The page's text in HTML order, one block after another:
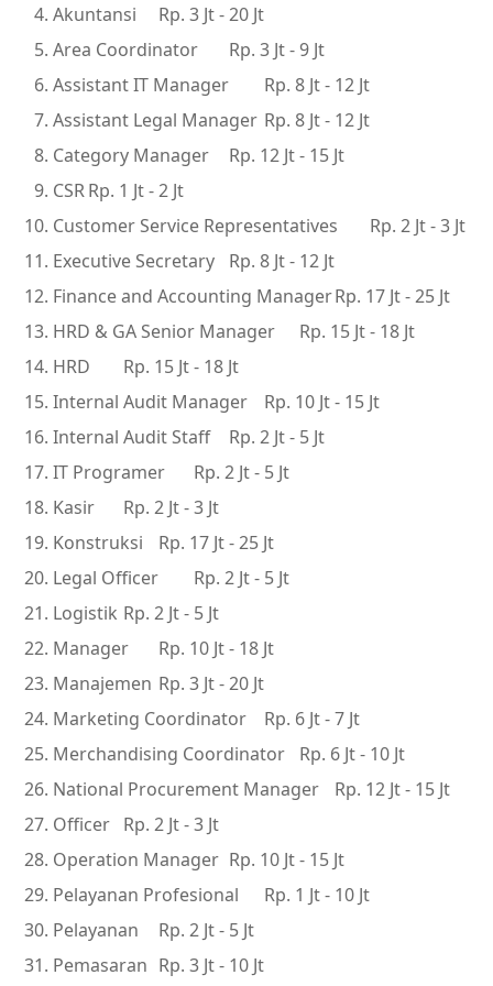
Akuntansi
Rp. 3 Jt - 20 Jt
Area Coordinator
Rp. 3 Jt - 9 Jt
Assistant IT Manager
Rp. 8 Jt - 12 Jt
Assistant Legal Manager Rp. 8 Jt - 12 Jt
Category Manager
Rp. 12 Jt - 15 Jt
CSRRp. 1 Jt - 2 Jt
Customer Service Representatives
Rp. 2 Jt - 3 Jt
Executive Secretary
Rp. 8 Jt - 12 Jt
Finance and Accounting ManagerRp. 17 Jt - 25 Jt
HRD & GA Senior Manager
Rp. 15 Jt - 18 Jt
HRD
Rp. 15 Jt - 18 Jt
Internal Audit Manager
Rp. 10 Jt - 15 Jt
Internal Audit Staff
Rp. 2 Jt - 5 Jt
IT Programer
Rp. 2 Jt - 5 Jt
Kasir
Rp. 2 Jt - 3 Jt
Konstruksi
Rp. 17 Jt - 25 Jt
Legal Officer
Rp. 2 Jt - 5 Jt
Logistik Rp. 2 Jt - 5 Jt
Manager
Rp. 10 Jt - 18 Jt
Manajemen Rp. 3 Jt - 20 Jt
Marketing Coordinator
Rp. 6 Jt - 7 Jt
Merchandising Coordinator
Rp. 6 Jt - 10 Jt
National Procurement Manager
Rp. 12 Jt - 15 Jt
Officer Rp. 2 Jt - 3 Jt
Operation Manager Rp. 10 Jt - 15 Jt
Pelayanan Profesional
Rp. 1 Jt - 10 Jt
Pelayanan
Rp. 2 Jt - 5 Jt
Pemasaran Rp. 3 Jt - 10 Jt